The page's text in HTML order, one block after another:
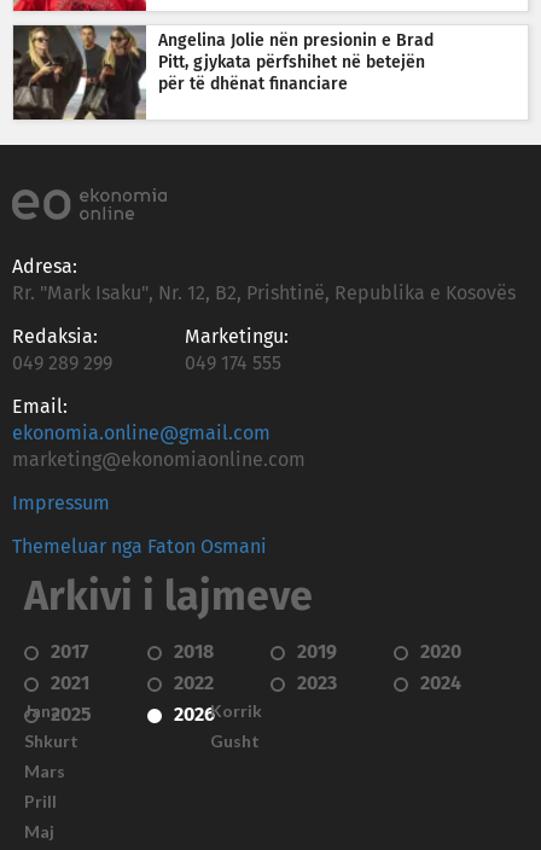
Angelina Jolie nën presionin e Brad
Pitt, gjykata përfshihet në betejën
për të dhënat financiare
Adresa:
Rr. "Mark Isaku", Nr. 12, B2, Prishtinë, Republika e Kosovës
Redaksia:
049 289 299
Marketingu:
049 174 555
Email:
ekonomia.online@gmail.com
marketing@ekonomiaonline.com
Impressum
Themeluar nga Faton Osmani
Arkivi i lajmeve
2017 2018 2019
2020
2021
2022 2023
2024
2025
2026
Janar
Shkurt
Mars
Prill
Maj
Korrik
Gusht